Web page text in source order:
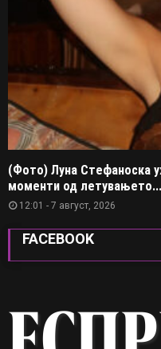
(Фото) Луна Стефаноска
моменти од летувањето...
12:01 - 7 август, 2026
FACEBOOK